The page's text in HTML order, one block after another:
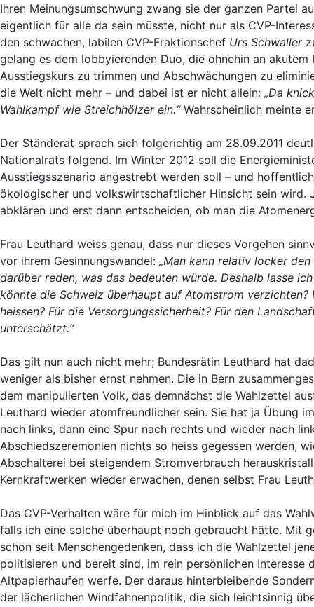
Ihren Meinungsumschwung zwang sie der ganzen Partei
eigentlich für alle da sein müsste, nicht nur als CVP-
den schwachen, labilen CVP-Fraktionschef Urs Schwaller
gelang es dem lobbyierenden Duo, die ohnehin an
Ausstiegskurs zu trimmen und Abschwächungen zu
die Welt nicht mehr – und dabei ist er nicht allein: „Da
Wahlkampf wie Streichhölzer ein.“Wahrscheinlich meinte
Der Ständerat sprach sich folgerichtig am 28.09.2011
Nationalrats folgend. Im Winter 2012 soll die
Ausstiegsszenario angestrebt werden soll – und
ökologischer und volkswirtschaftlicher Hinsicht sein wird.
abklären und erst dann entscheiden, ob man die
Frau Leuthard weiss genau, dass nur dieses Vorgehen
vor ihrem Gesinnungswandel: „Man kann relativ locker
darüber reden, was das bedeuten würde. Deshalb lasse
könnte die Schweiz überhaupt auf Atomstrom
heissen? Für die Versorgungssicherheit? Für den
unterschätzt.“
Das gilt nun auch nicht mehr; Bundesrätin Leuthard hat
weniger als bisher ernst nehmen. Die in Bern
dem manipulierten Volk, das demnächst die Wahlzettel
Leuthard wieder atomfreundlicher sein. Sie hat ja Übung
nach links, dann eine Spur nach rechts und wieder nach
Abschiedszeremonien nichts so heiss gegessen werden,
Abschalterei bei steigendem Stromverbrauch
Kernkraftwerken wieder erwachen, denen selbst Frau
Das CVP-Verhalten wäre für mich im Hinblick auf das
falls ich eine solche überhaupt noch gebraucht hätte. Mit
schon seit Menschengedenken, dass ich die Wahlzettel
politisieren und bereit sind, im rein persönlichen
Altpapierhaufen werfe. Der daraus hinterbleibende
der lächerlichen Windfahnenpolitik, die sich leichtsinnig